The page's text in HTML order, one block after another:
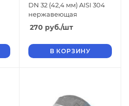
DN 32 (42,4 мм) AISI 304
нержавеющая
270 руб./шт
В КОРЗИНУ